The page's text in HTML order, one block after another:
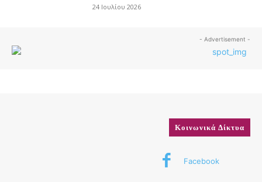
24 Ιουλίου 2026
- Advertisement -
Κοινωνικά Δίκτυα
Facebook